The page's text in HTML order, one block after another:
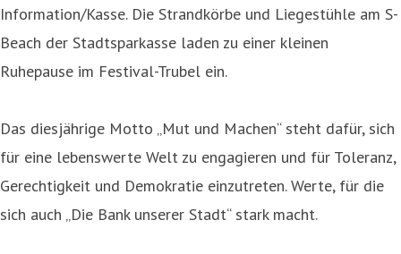
Information/Kasse. Die Strandkörbe und Liegestühle am S-
Beach der Stadtsparkasse laden zu einer kleinen
Ruhepause im Festival-Trubel ein.
Das diesjährige Motto „Mut und Machen“ steht dafür, sich
für eine lebenswerte Welt zu engagieren und für Toleranz,
Gerechtigkeit und Demokratie einzutreten. Werte, für die
sich auch „Die Bank unserer Stadt“ stark macht.